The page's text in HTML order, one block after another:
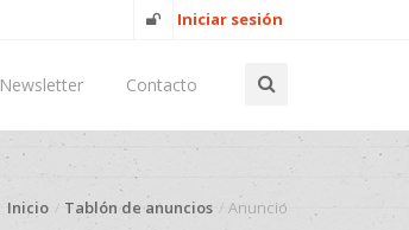
Iniciar sesión
Newsletter Contacto
Inicio Tablón de anuncios Anuncio